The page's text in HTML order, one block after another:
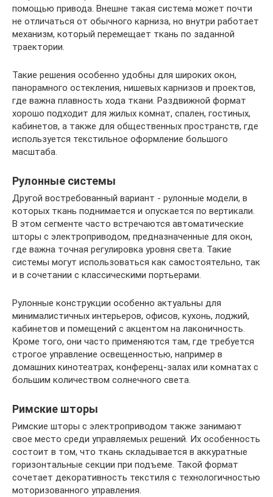
помощью привода. Внешне такая система может почти
не отличаться от обычного карниза, но внутри работает
механизм, который перемещает ткань по заданной
траектории.
Такие решения особенно удобны для широких окон,
панорамного остекления, нишевых карнизов и проектов,
где важна плавность хода ткани. Раздвижной формат
хорошо подходит для жилых комнат, спален, гостиных,
кабинетов, а также для общественных пространств, где
используется текстильное оформление большого
масштаба.
Рулонные системы
Другой востребованный вариант - рулонные модели, в
которых ткань поднимается и опускается по вертикали.
В этом сегменте часто встречаются автоматические
шторы с электроприводом, предназначенные для окон,
где важна точная регулировка уровня света. Такие
системы могут использоваться как самостоятельно, так
и в сочетании с классическими портьерами.
Рулонные конструкции особенно актуальны для
минималистичных интерьеров, офисов, кухонь, лоджий,
кабинетов и помещений с акцентом на лаконичность.
Кроме того, они часто применяются там, где требуется
строгое управление освещенностью, например в
домашних кинотеатрах, конференц-залах или комнатах с
большим количеством солнечного света.
Римские шторы
Римские шторы с электроприводом также занимают
свое место среди управляемых решений. Их особенность
состоит в том, что ткань складывается в аккуратные
горизонтальные секции при подъеме. Такой формат
сочетает декоративность текстиля с технологичностью
моторизованного управления.